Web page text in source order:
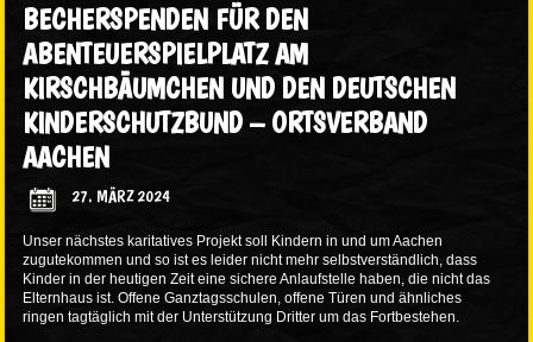
BECHERSPENDEN FÜR DEN
ABENTEUERSPIELPLATZ AM
KIRSCHBÄUMCHEN UND DEN DEUTSCHEN
KINDERSCHUTZBUND – ORTSVERBAND
AACHEN
27. MÄRZ 2024
Unser nächstes karitatives Projekt soll Kindern in und um Aachen
zugutekommen und so ist es leider nicht mehr selbstverständlich, dass
Kinder in der heutigen Zeit eine sichere Anlaufstelle haben, die nicht das
Elternhaus ist. Offene Ganztagsschulen, offene Türen und ähnliches
ringen tagtäglich mit der Unterstützung Dritter um das Fortbestehen.